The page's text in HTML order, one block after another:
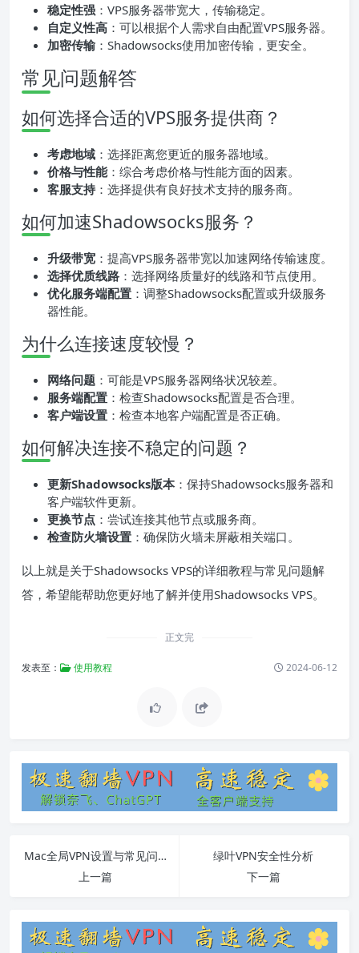
稳定性强 ：VPS服务器带宽大，传输稳定。
自定义性高 ：可以根据个人需求自由配置VPS服务器。
加密传输 ：Shadowsocks使用加密传输，更安全。
常见问题解答
如何选择合适的VPS服务提供商？
考虑地域 ：选择距离您更近的服务器地域。
价格与性能：综合考虑价格与性能方面的因素。
客服支持：选择提供有良好技术支持的服务商。
如何加速Shadowsocks服务？
升级带宽 ：提高VPS服务器带宽以加速网络传输速度。
选择优质线路 ：选择网络质量好的线路和节点使用。
优化服务端配置 ：调整Shadowsocks配置或升级服务
器性能。
为什么连接速度较慢？
网络问题 ：可能是VPS服务器网络状况较差。
服务端配置 ：检查Shadowsocks配置是否合理。
客户端设置 ：检查本地客户端配置是否正确。
如何解决连接不稳定的问题？
更新Shadowsocks版本：保持Shadowsocks服务器和
客户端软件更新。
更换节点 ：尝试连接其他节点或服务商。
检查防火墙设置 ：确保防火墙未屏蔽相关端口。
以上就是关于Shadowsocks VPS的详细教程与常见问题解
答，希望能帮助您更好地了解并使用Shadowsocks VPS。
正文完
发表至： 使用教程 2024-06-12
Mac全局VPN设置与常见问题解决
上一篇
绿叶VPN安全性分析
下一篇